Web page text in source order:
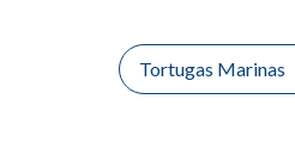
Tortugas Marinas